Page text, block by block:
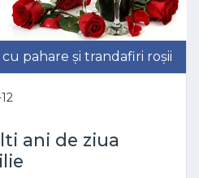
pahare și trandafiri roșii
ani de ziua